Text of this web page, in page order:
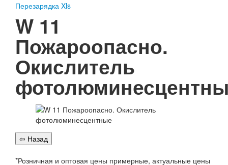
Перезарядка ОВП
Доставка
Оплата
Гарантии
О нас
Статьи
Публичная оферта
Сертификаты
Вопрос-Ответ
Контакты
Перезарядка Xls
W 11
Пожароопасно.
Окислитель
*Розничная и оптовая цены примерные, актуальные цены